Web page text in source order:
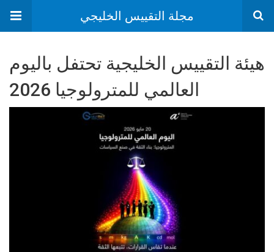
مجلة التقييس الخليجي
هيئة التقييس الخليجية تحتفل باليوم
العالمي للمترولوجيا 2026